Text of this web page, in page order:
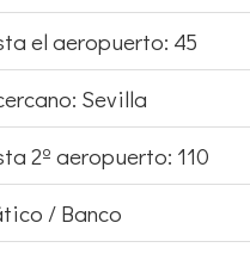
el aeropuerto: 45
Sevilla
2º aeropuerto: 110
/ Banco